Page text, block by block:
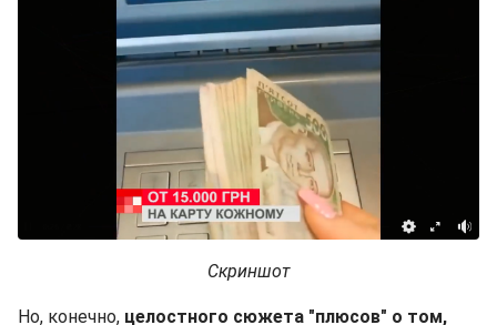
Скриншот
Но, конечно, целостного сюжета "плюсов" о том,